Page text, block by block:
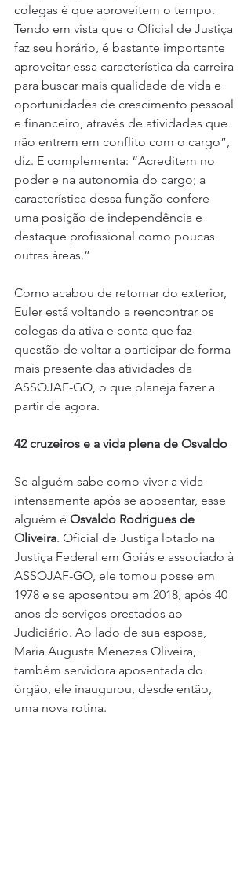
colegas é que aproveitem o tempo.
Tendo em vista que o Oficial de Justiça
faz seu horário, é bastante importante
aproveitar essa característica da carreira
para buscar mais qualidade de vida e
oportunidades de crescimento pessoal
e financeiro, através de atividades que
não entrem em conflito com o cargo”,
diz. E complementa: “Acreditem no
poder e na autonomia do cargo; a
característica dessa função confere
uma posição de independência e
destaque profissional como poucas
outras áreas.”
Como acabou de retornar do exterior,
Euler está voltando a reencontrar os
colegas da ativa e conta que faz
questão de voltar a participar de forma
mais presente das atividades da
ASSOJAF-GO, o que planeja fazer a
partir de agora.
42 cruzeiros e a vida plena de Osvaldo
Se alguém sabe como viver a vida
intensamente após se aposentar, esse
alguém é Osvaldo Rodrigues de
Oliveira. Oficial de Justiça lotado na
Justiça Federal em Goiás e associado à
ASSOJAF-GO, ele tomou posse em
1978 e se aposentou em 2018, após 40
anos de serviços prestados ao
Judiciário. Ao lado de sua esposa,
Maria Augusta Menezes Oliveira,
também servidora aposentada do
órgão, ele inaugurou, desde então,
uma nova rotina.